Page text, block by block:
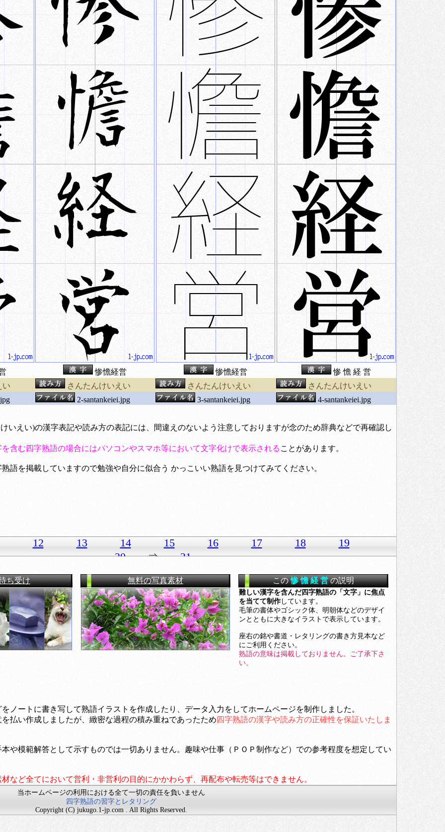
惨憺経営 惨憺経営
惨 憺 経 営
い
さんたんけいえい さんたんけいえい
さんたんけいえい
2-santankeiei.jpg 3-santankeiei.jpg 4-santankeiei.jpg
いえい)の漢字表記や読み方の表記には、間違えのないよう注意しておりますが念のため辞典などで再確認し
含む四字熟語の場合にはパソコンやスマホ等において文字化けで表示される ことがあります。
を掲載していますので勉強や自分に似合う かっこいい熟語を見つけてみてください。
12 13 14 15 16 17 18
19
20⇒21
ち受け 無料の写真素材 この惨 憺 経 営の説明
難しい漢字を含んだ四字熟語の「文字」に焦点
を当てて制作しています。
毛筆の書体やゴシック体、明朝体などのデザイ
ンとともに大きなイラストで表示しています。
座右の銘や書道・レタリングの書き方見本など
にご利用ください。
熟語の意味は掲載しておりません。ご了承下さ
い。
ノートに書き写して熟語イラストを作成したり、データ入力をしてホームページを制作しました。
払い作成しましたが、緻密な過程の積み重ねであったため 四字熟語の漢字や読み方の正確性を保証いたしま
や模範解答として示すものでは一切ありません。趣味や仕事（ＰＯＰ制作など）での参考程度を想定してい
など全てにおいて営利・非営利の目的にかかわらず、再配布や転売等はできません。
当ホームページの利用における全て一切の責任を負いません
四字熟語の習字とレタリング
Copyright (C) jukugo.1-jp.com . All Rights Reserved.